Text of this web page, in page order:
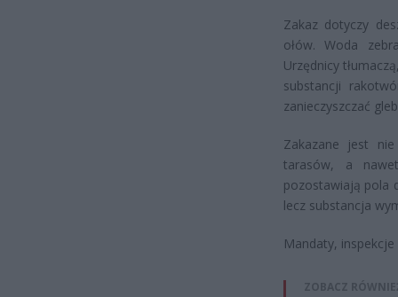
Zakaz dotyczy
ołów. Woda
Urzędnicy
substancji
zanieczyszczać
Zakazane jest
tarasów, a
pozostawiają pola
lecz substancja
Mandaty,
ZOBACZ